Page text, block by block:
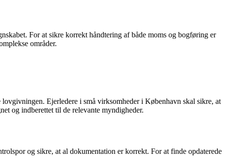
For at sikre korrekt håndtering af både moms og bogføring er
områder.
Ejerledere i små virksomheder i København skal sikre, at
og indberettet til de relevante myndigheder.
og sikre, at al dokumentation er korrekt. For at finde opdaterede